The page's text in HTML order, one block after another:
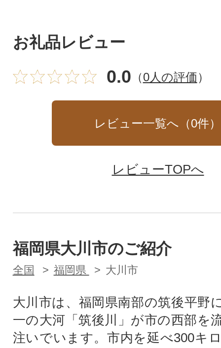
お礼品レビュー
0.0 （0人の評価）
レビュー一覧へ（0件）
レビューTOPへ
福岡県大川市のご紹介
全国 福岡県 大川市
大川市は、福岡県南部の筑後平野
一の大河「筑後川」が市の西部を
注いでいます。市内を延べ300キ